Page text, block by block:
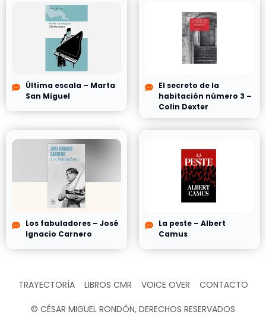
Última escala – Marta
San Miguel
El secreto de la
habitación número 3 –
Colin Dexter
Los fabuladores – José
Ignacio Carnero
La peste – Albert
Camus
TRAYECTORÍA LIBROS CMR VOICE OVER CONTACTO
© CÉSAR MIGUEL RONDÓN, DERECHOS RESERVADOS